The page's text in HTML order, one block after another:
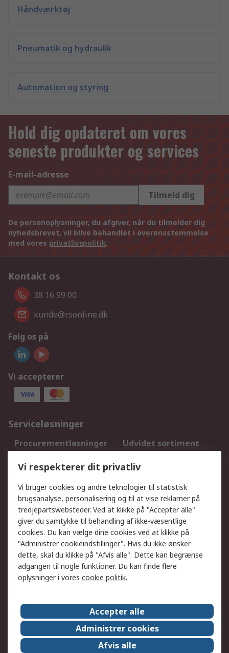
Håndværktøj
Pneumatik og hydraulik
Automation og styring
Hold dig opdateret om vores
seneste produkter og services
E-mail-adresse
Tilmeld dig
De personoplysninger, du afgiver, når du tilmelder dig
nyhedsbrevet, vil blive behandlet i overensstemmelse
med vores privatlivspolitik.
Kontakt os
38 16 99 00
kunde@rsonline.dk
Følg os på
Vi accepterer
Serviceløsninger
Procurementløsninger
Udvidet sortiment
DesignSpark
Teknisk Support
Dit lokale salgsteam
Eksportløsninger
Support
Få hjælp
Returnering
Levering
Spor min ordre
Fakturakopi
Betalingsmuligheder
Fordele med Mit RS
Okdo
Om RS
Salgsbetingelser
Det juridiske
Pressecenter
Job hos RS
ESG
Vi respekterer dit privatliv
Vi bruger cookies og andre teknologier til statistisk
brugsanalyse, personalisering og til at vise reklamer på
tredjepartswebsteder. Ved at klikke på "Accepter alle"
giver du samtykke til behandling af ikke-væsentlige
cookies. Du kan vælge dine cookies ved at klikke på
"Administrer cookieindstillinger". Hvis du ikke ønsker
dette, skal du klikke på "Afvis alle". Dette kan begrænse
adgangen til nogle funktioner. Du kan finde flere
oplysninger i vores cookie politik.
Accepter alle
Administrer cookies
Afvis alle